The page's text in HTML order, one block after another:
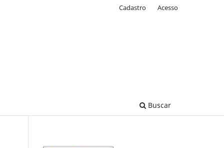
Buscar
Cadastro Acesso